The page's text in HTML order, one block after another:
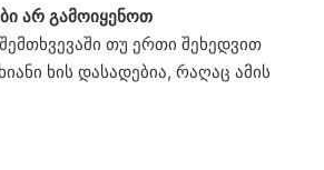
არ გამოიყენოთ
თუ ერთი შეხედვით
ხის დასადებია, რაღაც ამის